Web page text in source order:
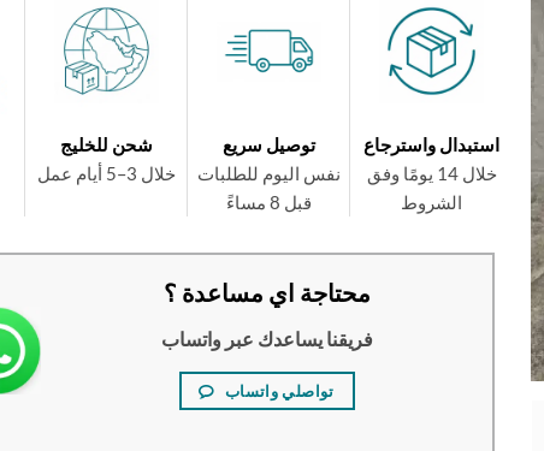
استبدال واسترجاع
خلال 14 يومًا وفق
الشروط
توصيل سريع
نفس اليوم للطلبات
قبل 8 مساءً
شحن للخليج
خلال 3–5 أيام عمل
محتاجة اي مساعدة ؟
فريقنا يساعدك عبر واتساب
تواصلي واتساب